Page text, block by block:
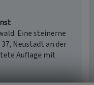
Eine steinerne
37, Neustadt an der
Auflage mit